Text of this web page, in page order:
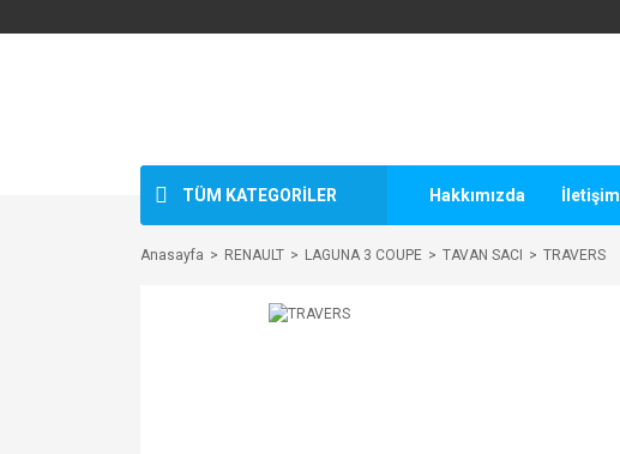
TÜM KATEGORİLER Hakkımızda İletişim
Anasayfa RENAULT LAGUNA 3 COUPE TAVAN SACI TRAVERS